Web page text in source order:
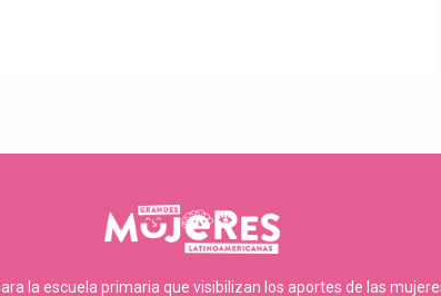
la escuela primaria que visibilizan los aportes de las